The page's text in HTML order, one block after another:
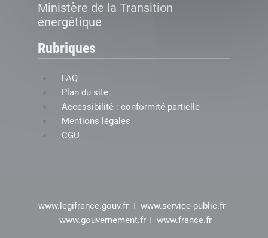
Ministère de la Transition
énergétique
Rubriques
FAQ
Plan du site
Accessibilité : conformité partielle
Mentions légales
CGU
www.legifrance.gouv.fr
www.service-public.fr
www.gouvernement.fr
www.france.fr